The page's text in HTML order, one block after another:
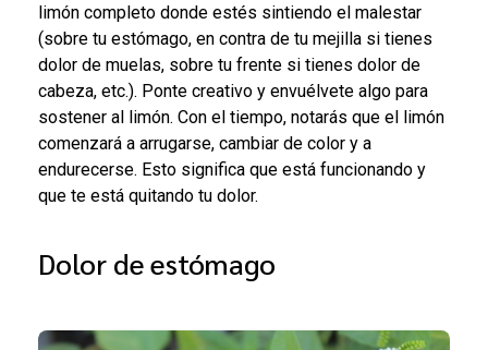
limón completo donde estés sintiendo el malestar
(sobre tu estómago, en contra de tu mejilla si tienes
dolor de muelas, sobre tu frente si tienes dolor de
cabeza, etc.). Ponte creativo y envuélvete algo para
sostener al limón. Con el tiempo, notarás que el limón
comenzará a arrugarse, cambiar de color y a
endurecerse. Esto significa que está funcionando y
que te está quitando tu dolor.
Dolor de estómago